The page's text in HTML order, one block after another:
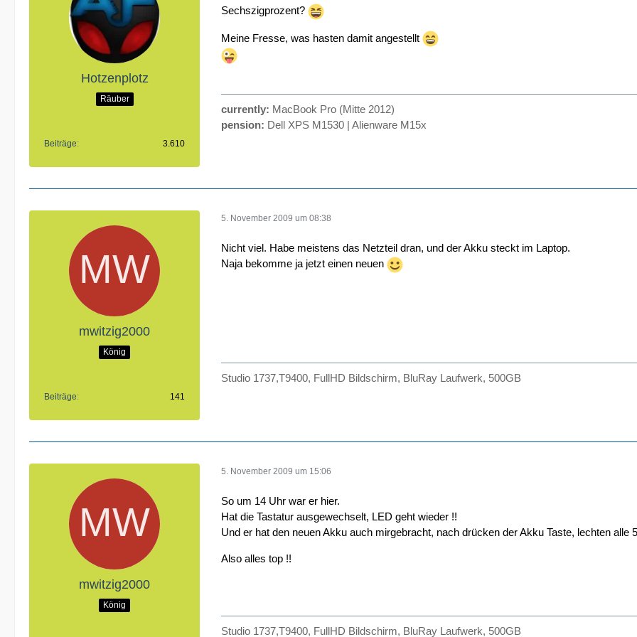
Hotzenplotz
Räuber
Beiträge 3.610
Sechszigprozent?
Meine Fresse, was hasten damit angestellt
currently: MacBook Pro (Mitte 2012)
pension: Dell XPS M1530 | Alienware M15x
mwitzig2000
König
Beiträge 141
5. November 2009 um 08:38
Nicht viel. Habe meistens das Netzteil dran, und der Akku steckt im Laptop.
Naja bekomme ja jetzt einen neuen
Studio 1737,T9400, FullHD Bildschirm, BluRay Laufwerk, 500GB
mwitzig2000
König
5. November 2009 um 15:06
So um 14 Uhr war er hier.
Hat die Tastatur ausgewechselt, LED geht wieder !!
Und er hat den neuen Akku auch mirgebracht, nach drücken der Akku Taste, lechten alle
Also alles top !!
Studio 1737,T9400, FullHD Bildschirm, BluRay Laufwerk, 500GB